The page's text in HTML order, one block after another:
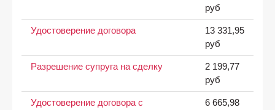
руб
Удостоверение договора
13 331,95
руб
Разрешение супруга на сделку
2 199,77
руб
Удостоверение договора с
6 665,98